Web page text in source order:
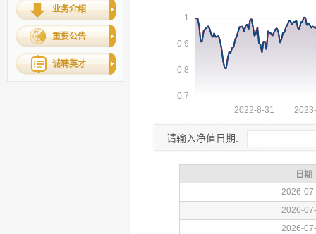
业务介绍
重要公告
诚聘英才
请输入净值日期: